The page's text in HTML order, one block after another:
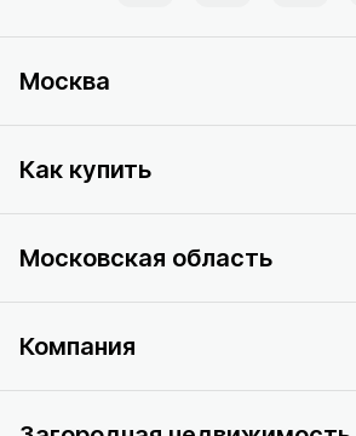
Москва
Как купить
Московская область
Компания